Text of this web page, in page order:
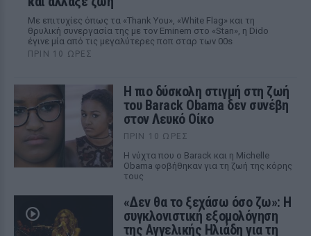
Με επιτυχίες όπως τα «Thank You», «White Flag» και τη
θρυλική συνεργασία της με τον Eminem στο «Stan», η Dido
έγινε μία από τις μεγαλύτερες ποπ σταρ των 00s
ΠΡΙΝ 10 ΏΡΕΣ
Η πιο δύσκολη στιγμή στη ζωή
του Barack Obama δεν συνέβη
στον Λευκό Οίκο
ΠΡΙΝ 10 ΏΡΕΣ
Η νύχτα που ο Barack και η Michelle
Obama φοβήθηκαν για τη ζωή της κόρης
τους
«Δεν θα το ξεχάσω όσο ζω»: Η
συγκλονιστική εξομολόγηση
της Αγγελικής Ηλιάδη για τη